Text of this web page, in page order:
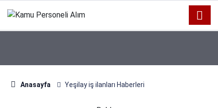
Anasayfa Yeşilay iş ilanları Haberleri